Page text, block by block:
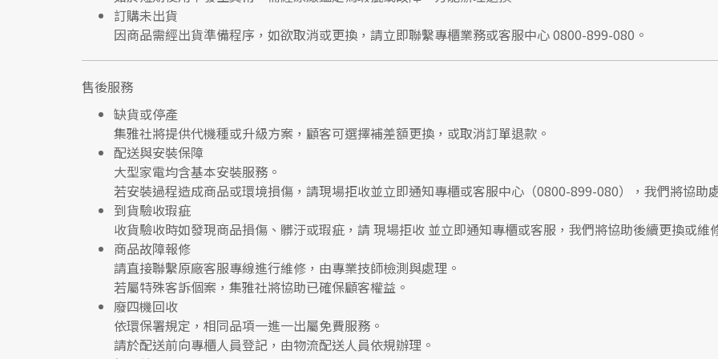
訂購未出貨
因商品需經出貨準備程序，如欲取消或更換，請立即聯繫專櫃業務或客服中心 0800-899-080 。
售後服務
缺貨或停產
集雅社將提供代機種或升級方案 ，顧客可選擇補差額更換，或取消訂單退款。
配送與安裝保障
大型家電均含基本安裝服務。
若安裝過程造成商品或環境損傷，請現場拒收並立即通知專櫃或客服中心 （0800-899-080），我們將協助
到貨驗收瑕疵
收貨驗收時如發現商品損傷、髒汙或瑕疵 ，請 現場拒收 並立即通知專櫃或客服，我們將協助後續更換或維
商品故障報修
請直接聯繫原廠客服專線進行維修，由專業技師檢測與處理。
若屬特殊客訴個案，集雅社將協助已確保顧客權益。
廢四機回收
依環保署規定，相同品項一進一出屬免費服務。
請於配送前向專櫃人員登記，由物流配送人員依規辦理。